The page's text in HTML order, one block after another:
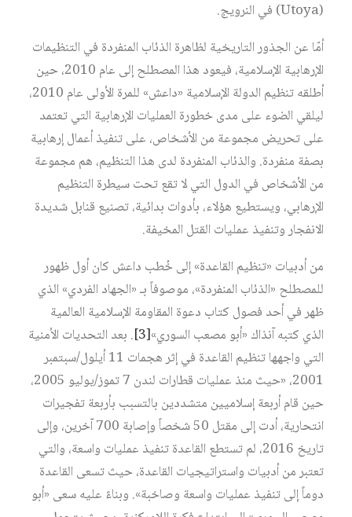
(Utoya) في النرويج.
أمّا عن الجذور التاريخية لظاهرة الذئاب المنفردة في التنظيمات
الإرهابية الإسلامية، فيعود هذا المصطلح إلى عام 2010، حين
أطلقه تنظيم الدولة الإسلامية «داعش» للمرة الأولى عام 2010،
ليلقي الضوء على مدى خطورة العمليات الإرهابية التي تعتمد
على تحريض مجموعة من الأشخاص، على تنفيذ أعمال إرهابية
بصفة منفردة. والذئاب المنفردة لدى هذا التنظيم، هم مجموعة
من الأشخاص في الدول التي لا تقع تحت سيطرة التنظيم
الإرهابي، ويستطيع هؤلاء، بأدوات بدائية، تصنيع قنابل شديدة
الانفجار وتنفيذ عمليات القتل المخيفة.
من أدبيات «تنظيم القاعدة» إلى خُطب داعش كان أول ظهور
للمصطلح «الذئاب المنفردة»، موصوفاً بـ «الجهاد الفردي» الذي
ظهر في أحد فصول كتاب دعوة المقاومة الإسلامية العالمية
الذي كتبه آنذاك «أبو مصعب السوري»‏[3]
. بعد التحديات الأمنية
التي واجهها تنظيم القاعدة في إثر هجمات 11 أيلول/سبتمبر
2001، «حيث منذ عمليات قطارات لندن 7 تموز/يوليو 2005،
حين قام أربعة إسلاميين متشددين بالتسبب بأربعة تفجيرات
انتحارية، أدت إلى مقتل 50 شخصاً وإصابة 700 آخرين، وإلى
تاريخ 2016، لم تستطع القاعدة تنفيذ عمليات واسعة، والتي
تعتبر من أدبيات واستراتيجيات القاعدة، حيث تسعى القاعدة
دوماً إلى تنفيذ عمليات واسعة وصاخبة». وبناءً عليه سعى «أبو